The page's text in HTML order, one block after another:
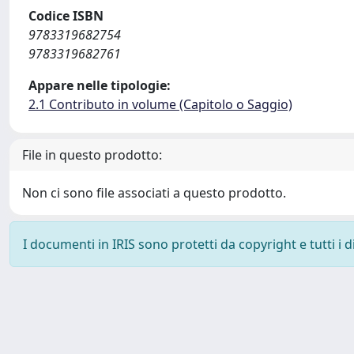
Codice ISBN
9783319682754
9783319682761
Appare nelle tipologie:
2.1 Contributo in volume (Capitolo o Saggio)
File in questo prodotto:
Non ci sono file associati a questo prodotto.
I documenti in IRIS sono protetti da copyright e tutti i